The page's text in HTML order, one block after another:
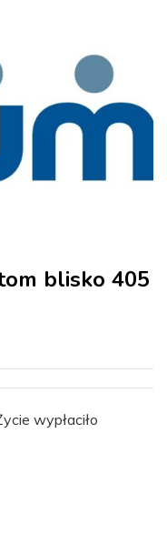
blisko 405
wypłaciło